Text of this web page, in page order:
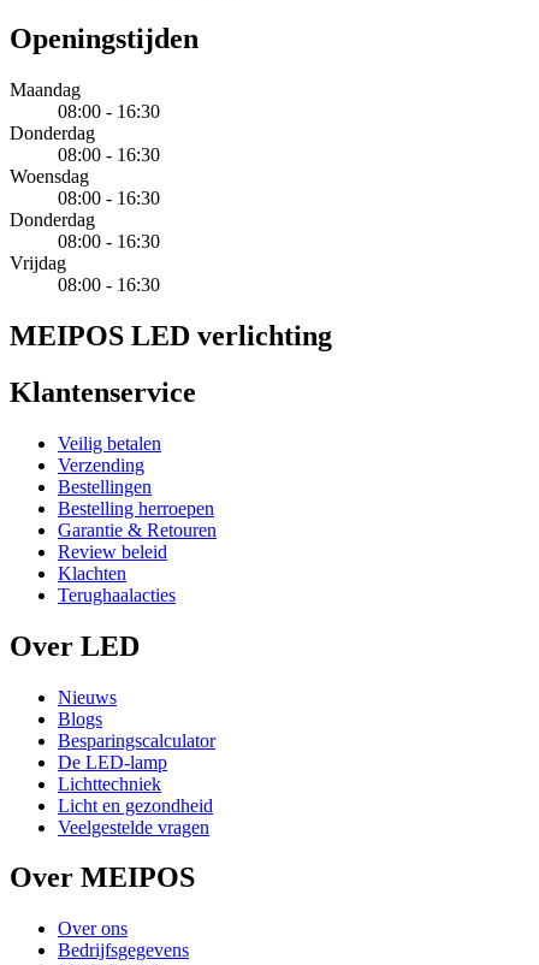
Openingstijden
Maandag
08:00 - 16:30
Donderdag
08:00 - 16:30
Woensdag
08:00 - 16:30
Donderdag
08:00 - 16:30
Vrijdag
08:00 - 16:30
MEIPOS LED verlichting
Klantenservice
Veilig betalen
Verzending
Bestellingen
Bestelling herroepen
Garantie & Retouren
Review beleid
Klachten
Terughaalacties
Over LED
Nieuws
Blogs
Besparingscalculator
De LED-lamp
Lichttechniek
Licht en gezondheid
Veelgestelde vragen
Over MEIPOS
Over ons
Bedrijfsgegevens